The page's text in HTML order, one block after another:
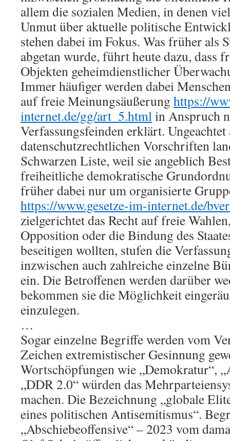
allem die sozialen Medien, in denen
Unmut über aktuelle politische
stehen dabei im Fokus. Was früher als
abgetan wurde, führt heute dazu, dass
Objekten geheimdienstlicher
Immer häufiger werden dabei
auf freie Meinungsäußerung https://
internet.de/gg/art_5.htmlin Anspruch
Verfassungsfeinden erklärt.
datenschutzrechtlichen Vorschriften
Schwarzen Liste, weil sie angeblich
freiheitliche demokratische
früher dabei nur um organisierte
https://www.gesetze-im-internet.de/
zielgerichtet das Recht auf freie
Opposition oder die Bindung des
beseitigen wollten, stufen die
inzwischen auch zahlreiche einzelne
ein. Die Betroffenen werden darüber
bekommen sie die Möglichkeit
einzulegen.
…
Sogar einzelne Begriffe werden vom
Zeichen extremistischer Gesinnung
Wortschöpfungen wie „Demokratur“,
„DDR 2.0“ würden das
machen. Die Bezeichnung „globale
eines politischen Antisemitismus“.
„Abschiebeoffensive“ – 2023 vom